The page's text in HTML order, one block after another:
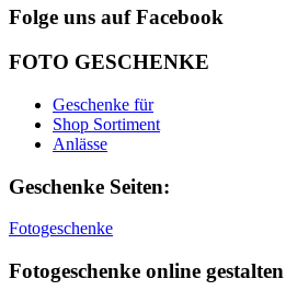
Folge uns auf Facebook
FOTO GESCHENKE
Geschenke für
Shop Sortiment
Anlässe
Geschenke Seiten:
Fotogeschenke
Fotogeschenke online gestalten